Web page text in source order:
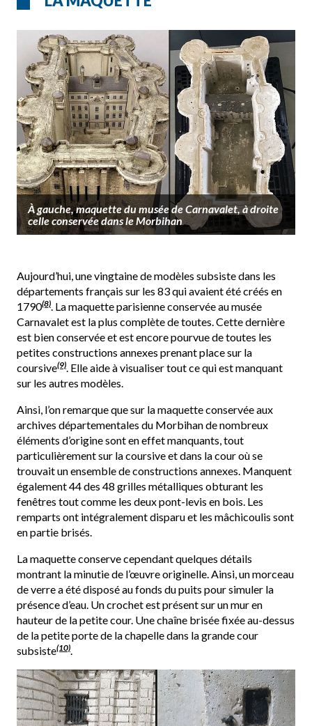
À gauche, maquette du musée de Carnavalet, à droite
celle conservée dans le Morbihan
Aujourd’hui, une vingtaine de modèles subsiste dans les
départements français sur les 83 qui avaient été créés en
1790(8) . La maquette parisienne conservée au musée
Carnavalet est la plus complète de toutes. Cette dernière
est bien conservée et est encore pourvue de toutes les
petites constructions annexes prenant place sur la
coursive(9) . Elle aide à visualiser tout ce qui est manquant
sur les autres modèles.
Ainsi, l’on remarque que sur la maquette conservée aux
archives départementales du Morbihan de nombreux
éléments d’origine sont en effet manquants, tout
particulièrement sur la coursive et dans la cour où se
trouvait un ensemble de constructions annexes. Manquent
également 44 des 48 grilles métalliques obturant les
fenêtres tout comme les deux pont-levis en bois. Les
remparts ont intégralement disparu et les mâchicoulis sont
en partie brisés.
La maquette conserve cependant quelques détails
montrant la minutie de l’œuvre originelle. Ainsi, un morceau
de verre a été disposé au fonds du puits pour simuler la
présence d’eau. Un crochet est présent sur un mur en
hauteur de la petite cour. Une chaîne brisée fixée au-dessus
de la petite porte de la chapelle dans la grande cour
subsiste(10)